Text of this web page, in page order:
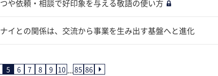
依頼・相談で好印象を与える敬語の使い方
との関係は、交流から事業を生み出す基盤へと進化
5 6 7 8 9 10 ...85 86